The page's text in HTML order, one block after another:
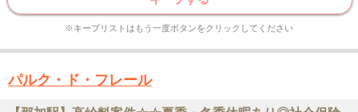
※キープリストはもう一度ボタンをクリックしてください
パルク・ド・フレール